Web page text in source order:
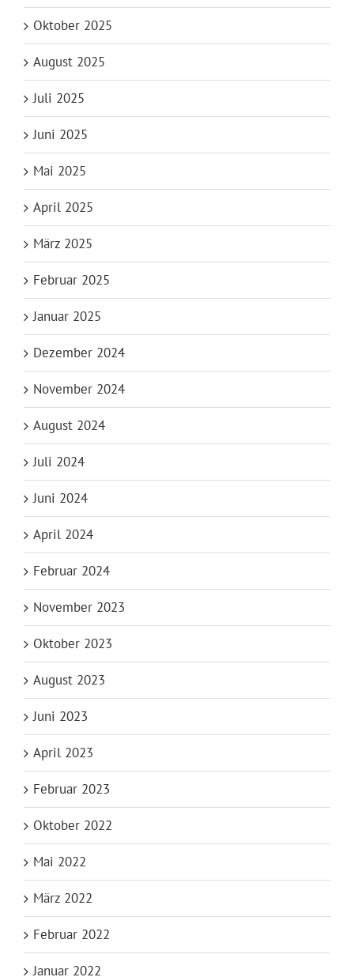
Oktober 2025
August 2025
Juli 2025
Juni 2025
Mai 2025
April 2025
März 2025
Februar 2025
Januar 2025
Dezember 2024
November 2024
August 2024
Juli 2024
Juni 2024
April 2024
Februar 2024
November 2023
Oktober 2023
August 2023
Juni 2023
April 2023
Februar 2023
Oktober 2022
Mai 2022
März 2022
Februar 2022
Januar 2022